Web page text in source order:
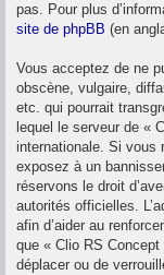
pas. Pour plus
site de phpBB (en
Vous acceptez de ne
obscène, vulgaire,
etc. qui pourrait
lequel le serveur de «
internationale. Si vous
exposez à un
réservons le droit
autorités officielles.
afin d’aider au
que « Clio RS
déplacer ou de